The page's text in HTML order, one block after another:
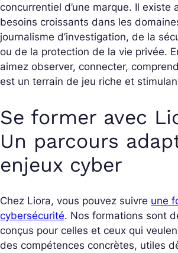
concurrentiel d’une marque. Il existe
besoins croissants dans les
journalisme d’investigation, de la
ou de la protection de la vie privée.
aimez observer, connecter,
est un terrain de jeu riche et
Se former avec
Un parcours
enjeux cyber
Chez Liora, vous pouvez suivre une
cybersécurité. Nos formations sont
conçus pour celles et ceux qui
des compétences concrètes, utiles